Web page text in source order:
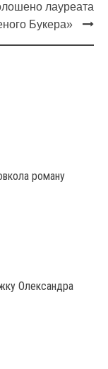
лауреата
Букера»
роману
Олександра